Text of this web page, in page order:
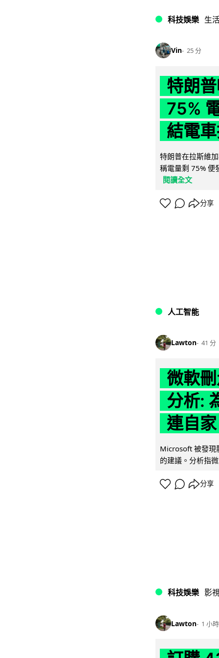
科技娛樂 生
Vin 25 分
特朗
75%
結電
特朗普在拉斯維
稱電量剩 75% 便
閱讀全文
分享
人工智能
Lawton 41 分
微軟
分析:
連自
Microsoft 被發現
的建議。分析指
分享
科技娛樂 影
Lawton 1 小時